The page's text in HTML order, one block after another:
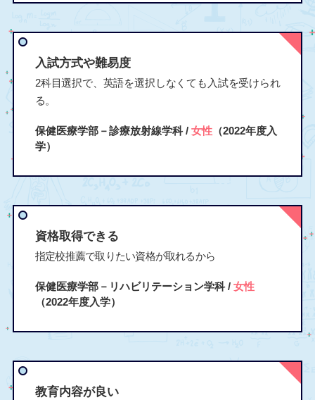
入試方式や難易度
2科目選択で、英語を選択しなくても入試を受けられ
る。
保健医療学部－診療放射線学科 / 女性（2022年度入
学）
資格取得できる
指定校推薦で取りたい資格が取れるから
保健医療学部－リハビリテーション学科 / 女性
（2022年度入学）
教育内容が良い